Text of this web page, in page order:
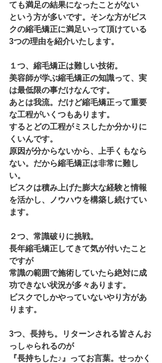
ても満足の結果になったことがない
という方が多いです。そンな方がビス
クの縮毛矯正に満足いって頂けている
3つの理由を紹介いたします。
１つ、縮毛矯正は難しい技術。
美容師が学ぶ縮毛矯正の知識って、実
は最低限の事だけなんです。
あとは我流。だけど縮毛矯正って重要
な工程がいくつもあります。
するとどの工程がミスしたか分かりに
くいんです。
原因が分からないから、上手くもなら
ない。だから縮毛矯正は非常に難し
い。
ビスクは積み上げた膨大な経験と情報
を活かし、ノウハウを構築し続けてい
ます。
２つ、常識破りに挑戦。
長年縮毛矯正してきて気が付いたこと
ですが
常識の範囲で施術していたら絶対に成
功できない状況が多々あります。
ビスクでしかやっていないやり方があ
ります。
3つ、長持ち。リターンされる皆さんお
っしゃられるのが
『長持ちした♪』ってお言葉。せっかく